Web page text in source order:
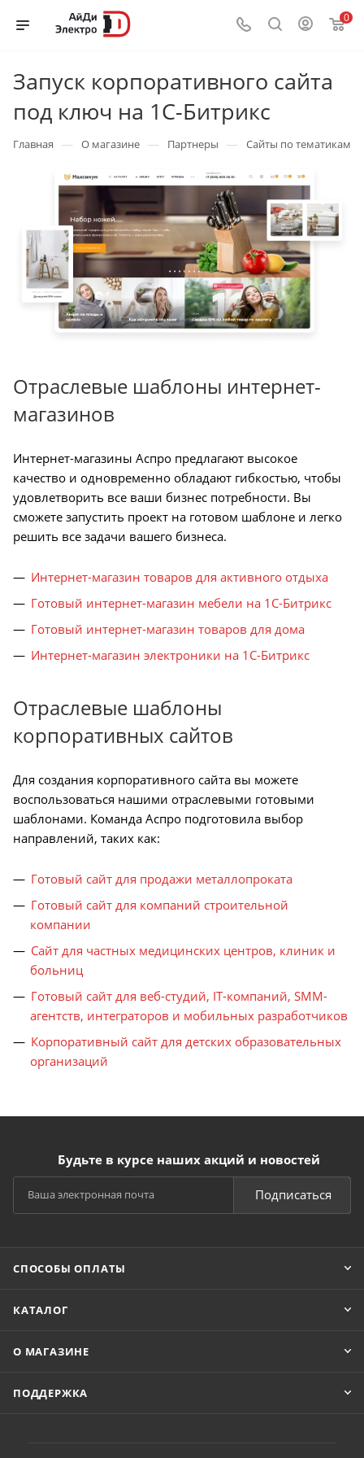
0
Запуск корпоративного сайта
под ключ на 1С-Битрикс
Главная — О магазине — Партнеры — Сайты по тематикам
Отраслевые шаблоны интернет-
магазинов
Интернет-магазины Аспро предлагают высокое
качество и одновременно обладают гибкостью, чтобы
удовлетворить все ваши бизнес потребности. Вы
сможете запустить проект на готовом шаблоне и легко
решить все задачи вашего бизнеса.
Интернет-магазин товаров для активного отдыха
Готовый интернет-магазин мебели на 1С-Битрикс
Готовый интернет-магазин товаров для дома
Интернет-магазин электроники на 1С-Битрикс
Отраслевые шаблоны
корпоративных сайтов
Для создания корпоративного сайта вы можете
воспользоваться нашими отраслевыми готовыми
шаблонами. Команда Аспро подготовила выбор
направлений, таких как:
Готовый сайт для продажи металлопроката
Готовый сайт для компаний строительной
компании
Сайт для частных медицинских центров, клиник и
больниц
Готовый сайт для веб-студий, IT-компаний, SMM-
агентств, интеграторов и мобильных разработчиков
Корпоративный сайт для детских образовательных
организаций
Будьте в курсе наших акций и новостей
Подписаться
СПОСОБЫ ОПЛАТЫ
КАТАЛОГ
О МАГАЗИНЕ
ПОДДЕРЖКА